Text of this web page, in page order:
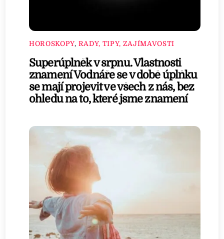
HOROSKOPY, RADY, TIPY, ZAJÍMAVOSTI
Superúplněk v srpnu. Vlastnosti
znamení Vodnáře se v době úplňku
se mají projevit ve všech z nás, bez
ohledu na to, které jsme znamení